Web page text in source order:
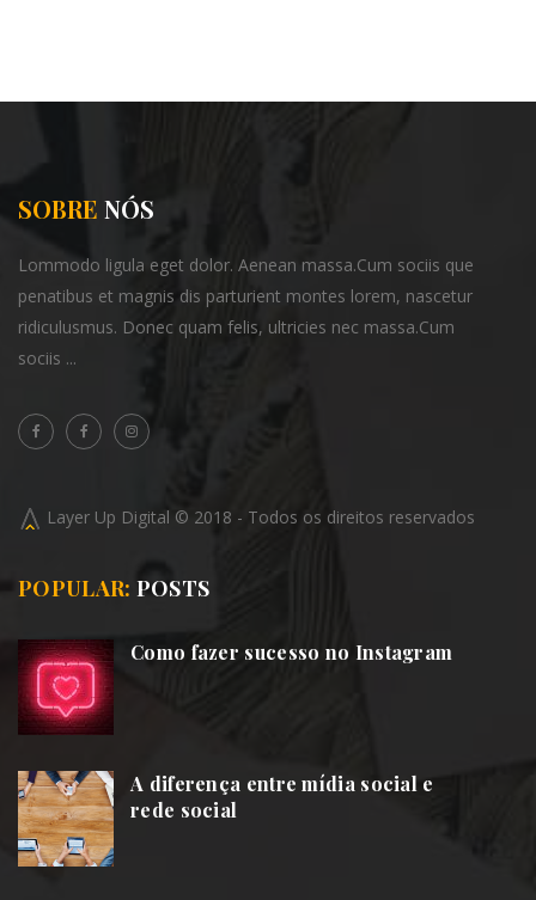
SOBRE NÓS
Lommodo ligula eget dolor. Aenean massa.Cum sociis que
penatibus et magnis dis parturient montes lorem, nascetur
ridiculusmus. Donec quam felis, ultricies nec massa.Cum
sociis ...
Layer Up Digital © 2018 - Todos os direitos reservados
POPULAR: POSTS
Como fazer sucesso no Instagram
A diferença entre mídia social e
rede social